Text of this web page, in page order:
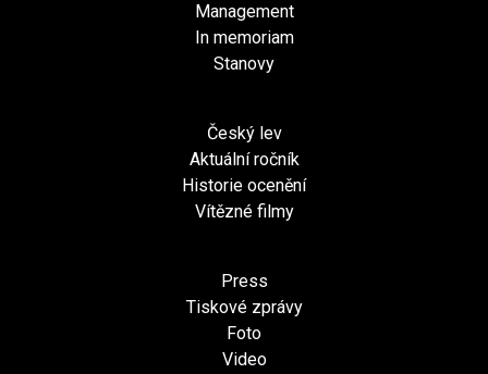
Management
In memoriam
Stanovy
Český lev
Aktuální ročník
Historie ocenění
Vítězné filmy
Press
Tiskové zprávy
Foto
Video